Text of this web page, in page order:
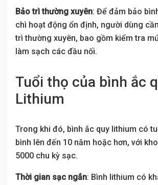
Bảo trì thường xuyên: Để đảm bảo
chì hoạt động ổn định, người dùng
trì thường xuyên, bao gồm kiểm tra
làm sạch các đầu nối.
Tuổi thọ của bình ắc
Lithium
Trong khi đó, bình ắc quy lithium có
bình lên đến 10 năm hoặc hơn, với
5000 chu kỳ sạc.
Thời gian sạc ngắn: Bình lithium có